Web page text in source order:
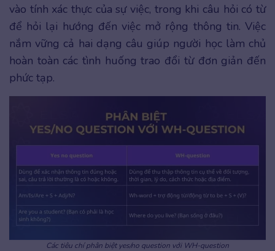
vào tính xác thực của sự việc, trong khi câu hỏi có từ
để hỏi lại hướng đến việc mở rộng thông tin. Việc
nắm vững cả hai dạng câu giúp người học làm chủ
hoàn toàn các tình huống trao đổi từ đơn giản đến
phức tạp.
Các tiêu chí phân biệt yes/no question với WH-question